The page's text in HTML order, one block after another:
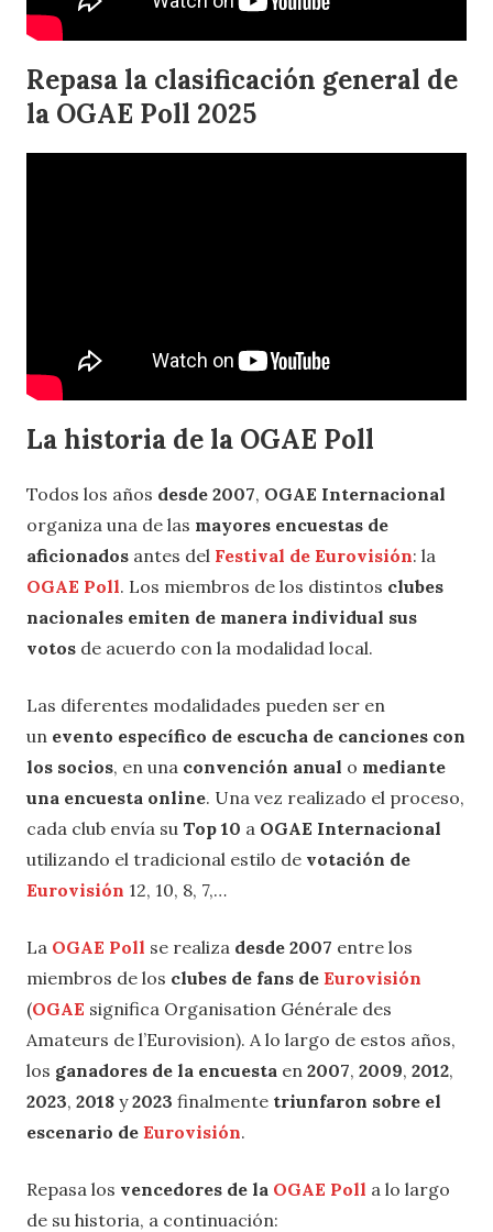
Repasa la clasificación general de
la OGAE Poll 2025
La historia de la OGAE Poll
Todos los años desde 2007, OGAE Internacional
organiza una de las mayores encuestas de
aficionados antes del Festival de Eurovisión: la
OGAE Poll. Los miembros de los distintos clubes
nacionales emiten de manera individual sus
votos de acuerdo con la modalidad local.
Las diferentes modalidades pueden ser en
un evento específico de escucha de canciones con
los socios, en una convención anual o mediante
una encuesta online. Una vez realizado el proceso,
cada club envía su Top 10 a OGAE Internacional
utilizando el tradicional estilo de votación de
Eurovisión 12, 10, 8, 7,…
La OGAE Poll se realiza desde 2007 entre los
miembros de los clubes de fans de Eurovisión
(OGAE significa Organisation Générale des
Amateurs de l’Eurovision). A lo largo de estos años,
los ganadores de la encuesta en 2007, 2009, 2012,
2023, 2018 y2023 finalmente triunfaron sobre el
escenario de Eurovisión.
Repasa los vencedores de la OGAE Poll a lo largo
de su historia, a continuación: